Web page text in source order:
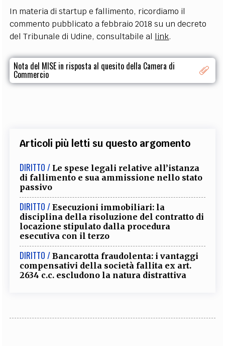
In materia di startup e fallimento, ricordiamo il
commento pubblicato a febbraio 2018 su un decreto
del Tribunale di Udine, consultabile al link.
Nota del MISE in risposta al quesito della Camera di
Commercio
Articoli più letti su questo argomento
DIRITTO / Le spese legali relative all’istanza
di fallimento e sua ammissione nello stato
passivo
DIRITTO / Esecuzioni immobiliari: la
disciplina della risoluzione del contratto di
locazione stipulato dalla procedura
esecutiva con il terzo
DIRITTO / Bancarotta fraudolenta: i vantaggi
compensativi della società fallita ex art.
2634 c.c. escludono la natura distrattiva